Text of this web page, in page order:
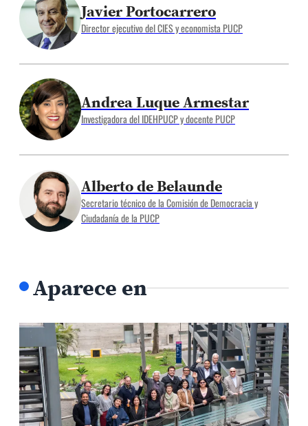
Javier Portocarrero
Director ejecutivo del CIES y economista PUCP
Andrea Luque Armestar
Investigadora del IDEHPUCP y docente PUCP
Alberto de Belaunde
Secretario técnico de la Comisión de Democracia y
Ciudadanía de la PUCP
Aparece en